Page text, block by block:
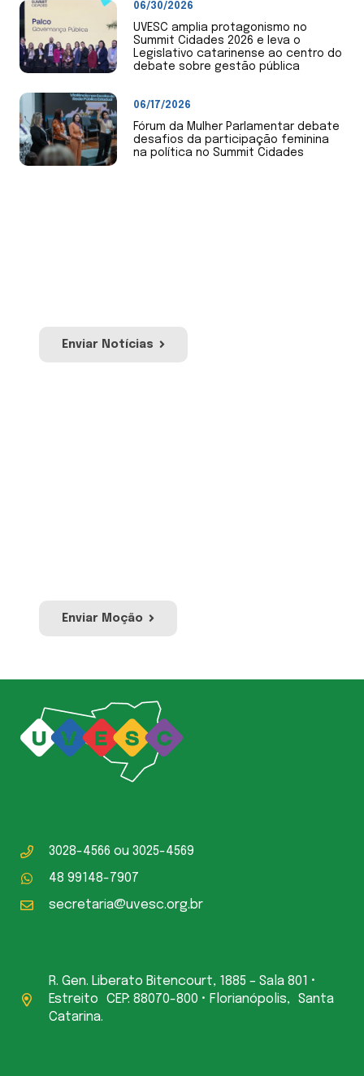
06/30/2026
UVESC amplia protagonismo no
Summit Cidades 2026 e leva o
Legislativo catarinense ao centro do
debate sobre gestão pública
06/17/2026
Fórum da Mulher Parlamentar debate
desafios da participação feminina
na política no Summit Cidades
Enviar Notícias
Enviar Moção
3028-4566 ou 3025-4569
48 99148-7907
secretaria@uvesc.org.br
R. Gen. Liberato Bitencourt, 1885 – Sala 801 •
Estreito CEP: 88070-800 • Florianópolis, Santa
Catarina.